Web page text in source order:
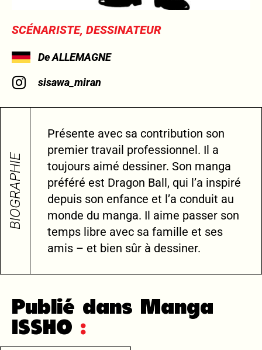
SCÉNARISTE, DESSINATEUR
De ALLEMAGNE
sisawa_miran
BIOGRAPHIE
Présente avec sa contribution son
premier travail professionnel. Il a
toujours aimé dessiner. Son manga
préféré est Dragon Ball, qui l’a inspiré
depuis son enfance et l’a conduit au
monde du manga. Il aime passer son
temps libre avec sa famille et ses
amis – et bien sûr à dessiner.
Publié dans Manga
ISSHO :